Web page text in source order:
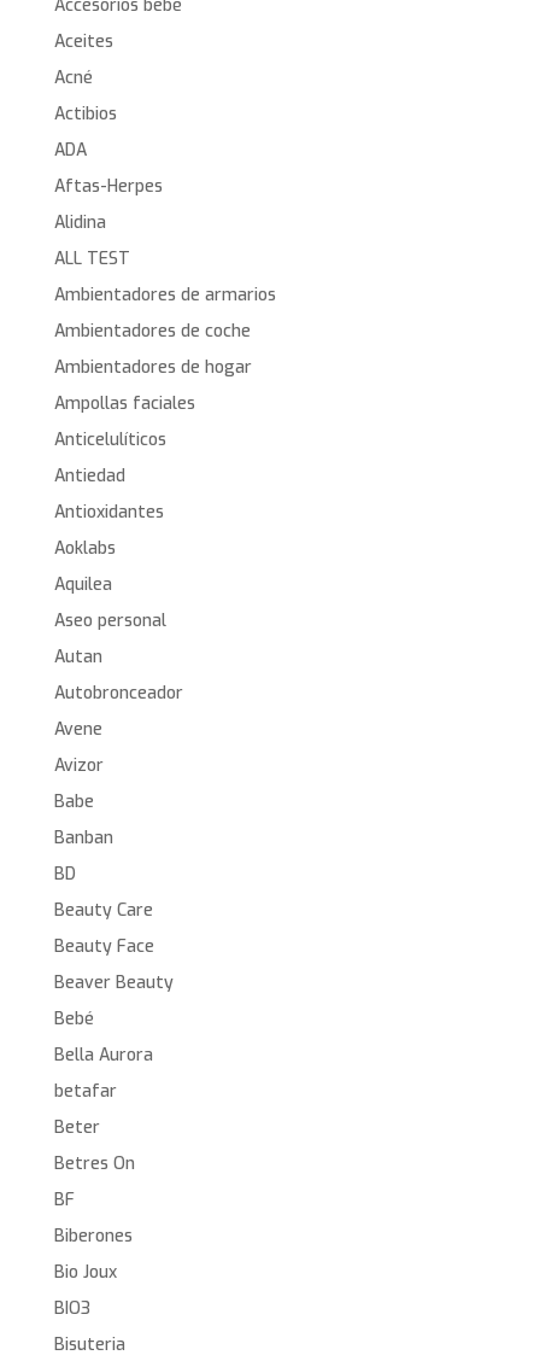
Accesorios bebé
Aceites
Acné
Actibios
ADA
Aftas-Herpes
Alidina
ALL TEST
Ambientadores de armarios
Ambientadores de coche
Ambientadores de hogar
Ampollas faciales
Anticelulíticos
Antiedad
Antioxidantes
Aoklabs
Aquilea
Aseo personal
Autan
Autobronceador
Avene
Avizor
Babe
Banban
BD
Beauty Care
Beauty Face
Beaver Beauty
Bebé
Bella Aurora
betafar
Beter
Betres On
BF
Biberones
Bio Joux
BIO3
Bisuteria